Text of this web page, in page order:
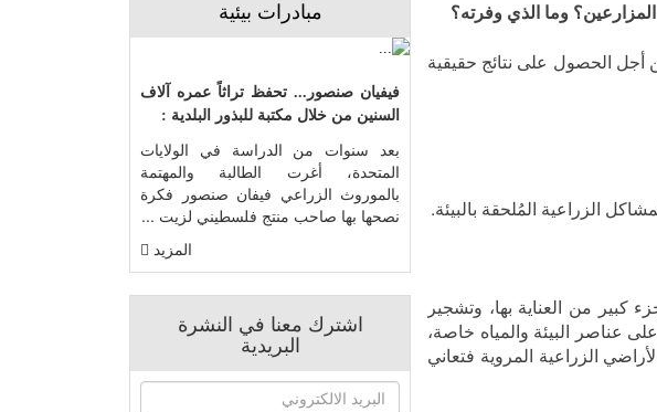
وما الذي وفرته؟
أجل الحصول على نتائج حقيقية
الزراعية المُلحقة بالبيئة.
من العناية بها، وتشجير
عناصر البيئة والمياه خاصة،
الزراعية المروية فتعاني
مبادرات بيئية
فيفيان صنصور... تحفظ تراثاً عمره آلاف
السنين من خلال مكتبة للبذور البلدية :
بعد سنوات من الدراسة في الولايات
المتحدة، أغرت الطالبة والمهتمة
بالموروث الزراعي فيفان صنصور فكرة
نصحها بها صاحب منتج فلسطيني لزيت ...
المزيد
اشترك معنا في النشرة
البريدية